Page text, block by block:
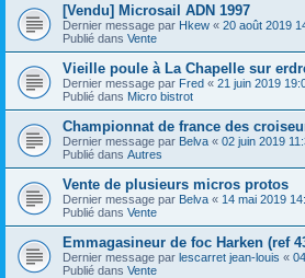
[Vendu] Microsail ADN 1997
Dernier message par Hkew « 20 août 2019
Publié dans Vente
Vieille poule à La Chapelle sur
Dernier message par Fred « 21 juin 2019
Publié dans Micro bistrot
Championnat de france des
Dernier message par Belva « 02 juin 2019
Publié dans Autres
Vente de plusieurs micros protos
Dernier message par Belva « 14 mai 2019
Publié dans Vente
Emmagasineur de foc Harken (ref
Dernier message par lescarret jean-louis «
Publié dans Vente